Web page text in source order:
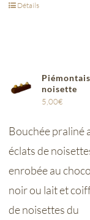
Détails
noisette
5,00€
Bouchée praliné
éclats de
enrobée au
noir ou lait et
de noisettes du